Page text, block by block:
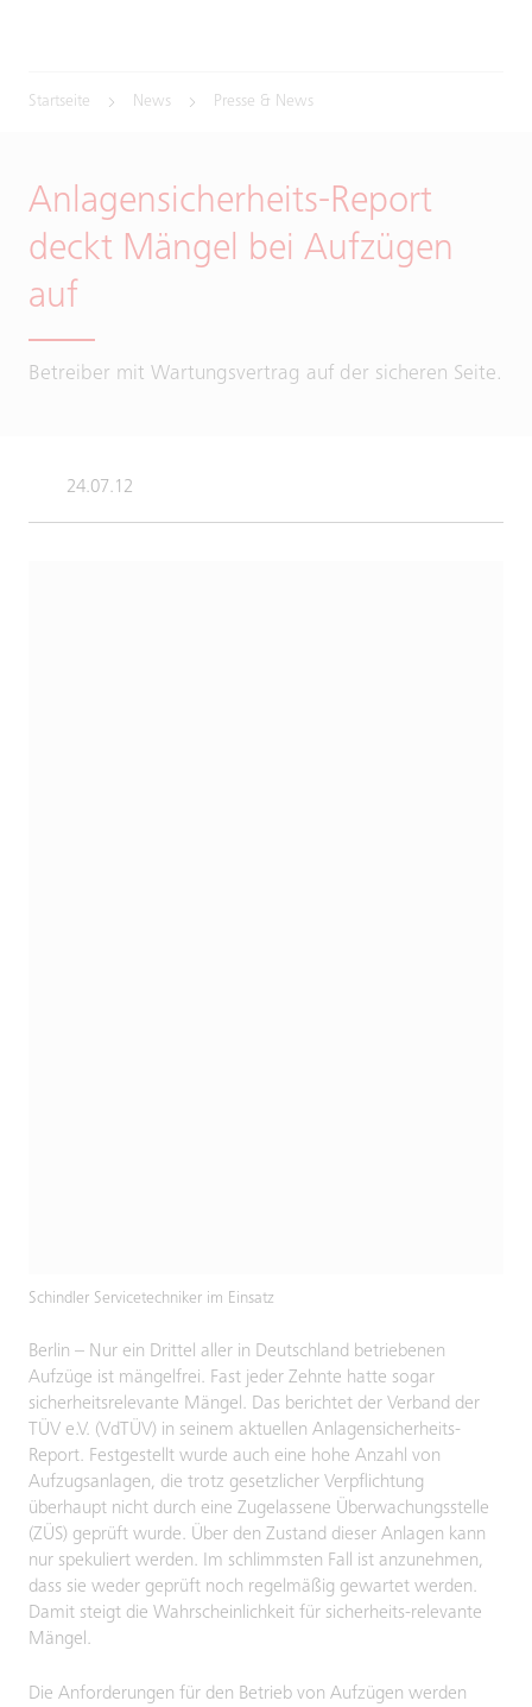
Startseite News Presse & News
Anlagensicherheits-Report
deckt Mängel bei Aufzügen
auf
Betreiber mit Wartungsvertrag auf der sicheren Seite.
24.07.12
Schindler Servicetechniker im Einsatz
Berlin – Nur ein Drittel aller in Deutschland betriebenen
Aufzüge ist mängelfrei. Fast jeder Zehnte hatte sogar
sicherheitsrelevante Mängel. Das berichtet der Verband der
TÜV e.V. (VdTÜV) in seinem aktuellen Anlagensicherheits-
Report. Festgestellt wurde auch eine hohe Anzahl von
Aufzugsanlagen, die trotz gesetzlicher Verpflichtung
überhaupt nicht durch eine Zugelassene Überwachungsstelle
(ZÜS) geprüft wurde. Über den Zustand dieser Anlagen kann
nur spekuliert werden. Im schlimmsten Fall ist anzunehmen,
dass sie weder geprüft noch regelmäßig gewartet werden.
Damit steigt die Wahrscheinlichkeit für sicherheits-relevante
Mängel.
Die Anforderungen für den Betrieb von Aufzügen werden